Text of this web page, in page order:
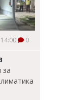
0
за